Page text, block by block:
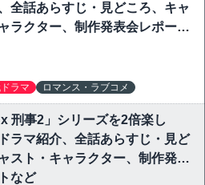
全話あらすじ・見どころ、キャ
ラクター、制作発表会レポート
ラマ ロマンス・ラブコメ
x 刑事2」シリーズを2倍楽し
ラマ紹介、全話あらすじ・見ど
スト・キャラクター、制作発表
など